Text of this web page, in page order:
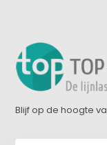
Blijf op de hoogte